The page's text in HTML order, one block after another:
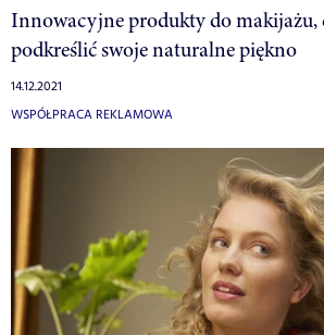
Innowacyjne produkty do makijażu,
podkreślić swoje naturalne piękno
14.12.2021
WSPÓŁPRACA REKLAMOWA